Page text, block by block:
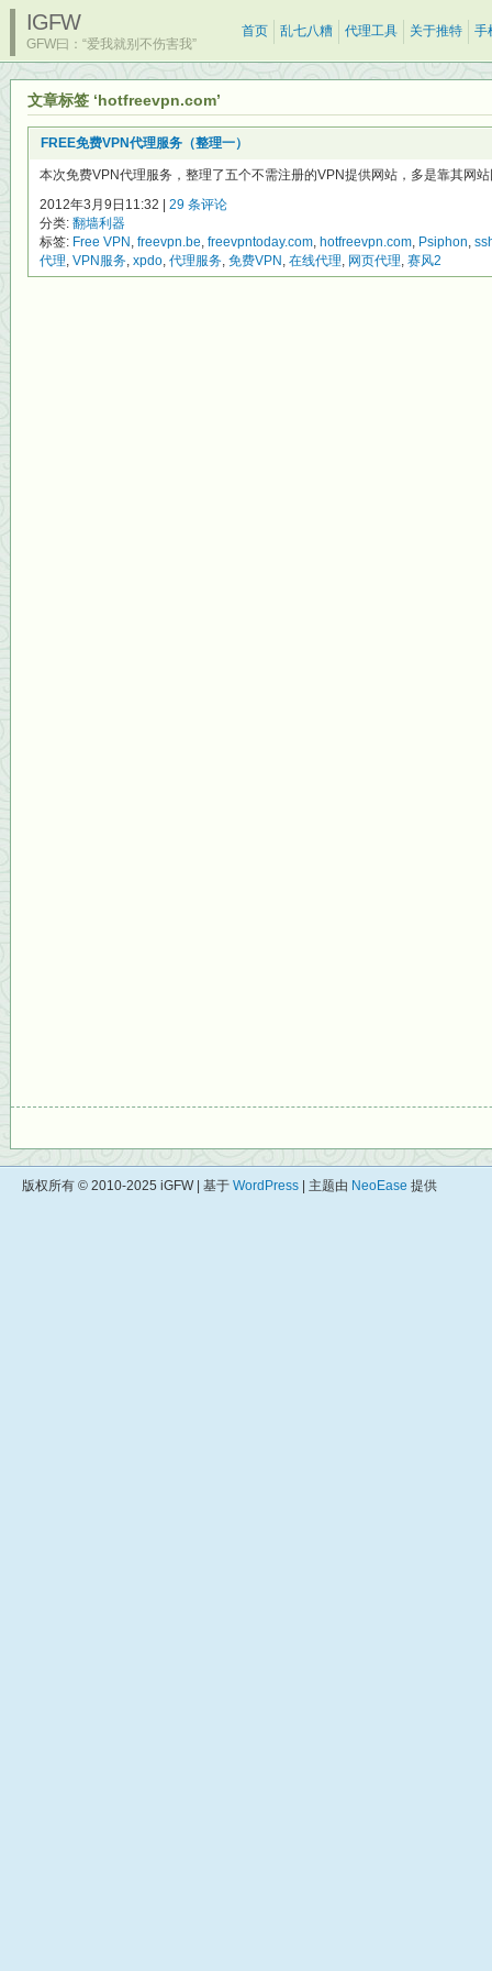
IGFW
GFW曰：“爱我就别不伤害我”
首页 乱七八糟 代理工具 关于推特 手
文章标签 ‘hotfreevpn.com’
FREE免费VPN代理服务（整理一）
本次免费VPN代理服务，整理了五个不需注册的VPN提供网站，多是靠其网
2012年3月9日11:32 | 29 条评论
分类: 翻墙利器
标签: Free VPN , freevpn.be, freevpntoday.com, hotfreevpn.com, Psiphon,
代理, VPN服务, xpdo, 代理服务, 免费VPN , 在线代理, 网页代理, 赛风2
版权所有 © 2010-2025 iGFW | 基于 WordPress | 主题由 NeoEase 提供